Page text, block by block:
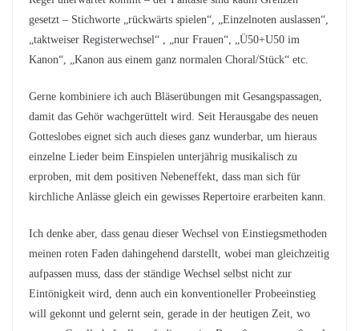
gesetzt – Stichworte „rückwärts spielen“, „Einzelnoten auslassen“,
„taktweiser Registerwechsel“ , „nur Frauen“, „Ü50+U50 im
Kanon“, „Kanon aus einem ganz normalen Choral/Stück“ etc.
Gerne kombiniere ich auch Bläserübungen mit Gesangspassagen,
damit das Gehör wachgerüttelt wird. Seit Herausgabe des neuen
Gotteslobes eignet sich auch dieses ganz wunderbar, um hieraus
einzelne Lieder beim Einspielen unterjährig musikalisch zu
erproben, mit dem positiven Nebeneffekt, dass man sich für
kirchliche Anlässe gleich ein gewisses Repertoire erarbeiten kann.
Ich denke aber, dass genau dieser Wechsel von Einstiegsmethoden
meinen roten Faden dahingehend darstellt, wobei man gleichzeitig
aufpassen muss, dass der ständige Wechsel selbst nicht zur
Eintönigkeit wird, denn auch ein konventioneller Probeeinstieg
will gekonnt und gelernt sein, gerade in der heutigen Zeit, wo